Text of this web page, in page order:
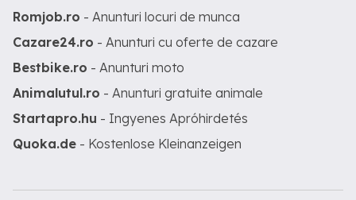
Romjob.ro - Anunturi locuri de munca
Cazare24.ro - Anunturi cu oferte de cazare
Bestbike.ro - Anunturi moto
Animalutul.ro - Anunturi gratuite animale
Startapro.hu - Ingyenes Apróhirdetés
Quoka.de - Kostenlose Kleinanzeigen